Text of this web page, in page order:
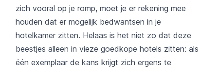
zich vooral op je romp, moet je er rekening mee
houden dat er mogelijk bedwantsen in je
hotelkamer zitten. Helaas is het niet zo dat deze
beestjes alleen in vieze goedkope hotels zitten: als
één exemplaar de kans krijgt zich ergens te